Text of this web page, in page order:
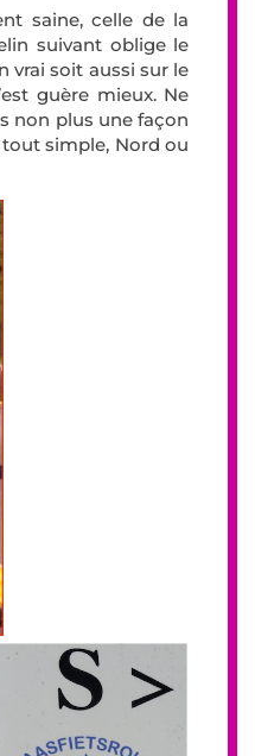
saine, celle de la
suivant oblige le
vrai soit aussi sur le
guère mieux. Ne
non plus une façon
simple, Nord ou